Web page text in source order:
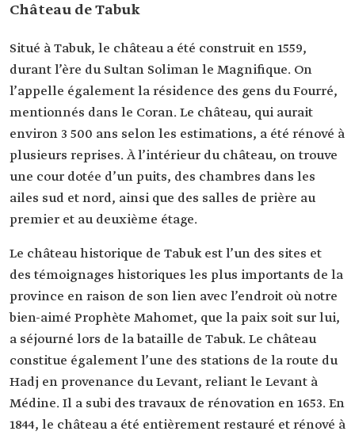
Château de Tabuk
Situé à Tabuk, le château a été construit en 1559,
durant l’ère du Sultan Soliman le Magnifique. On
l’appelle également la résidence des gens du Fourré,
mentionnés dans le Coran. Le château, qui aurait
environ 3 500 ans selon les estimations, a été rénové à
plusieurs reprises. À l’intérieur du château, on trouve
une cour dotée d’un puits, des chambres dans les
ailes sud et nord, ainsi que des salles de prière au
premier et au deuxième étage.
Le château historique de Tabuk est l’un des sites et
des témoignages historiques les plus importants de la
province en raison de son lien avec l’endroit où notre
bien-aimé Prophète Mahomet, que la paix soit sur lui,
a séjourné lors de la bataille de Tabuk. Le château
constitue également l’une des stations de la route du
Hadj en provenance du Levant, reliant le Levant à
Médine. Il a subi des travaux de rénovation en 1653. En
1844, le château a été entièrement restauré et rénové à